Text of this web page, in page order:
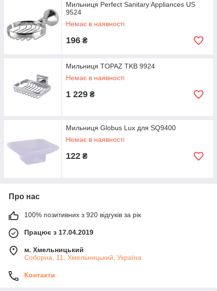
Мильниця Perfect Sanitary Appliances US
9524
Немає в наявності
196 ₴
Мильниця TOPAZ TKB 9924
Немає в наявності
1 229 ₴
Мильниця Globus Lux для SQ9400
Немає в наявності
122 ₴
Про нас
100% позитивних з 920 відгуків за рік
Працює з 17.04.2019
м. Хмельницький
Соборна, 11, Хмельницький, Україна
Контакти